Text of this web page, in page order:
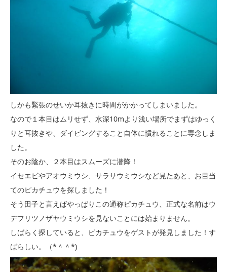
しかも緊張のせいか耳抜きに時間がかかってしまいました。
なので１本目はムリせず、水深10mより浅い場所でまずはゆっく
りと耳抜きや、ダイビングすること自体に慣れることに専念しま
した。
そのお陰か、２本目はスムーズに潜降！
イセエビやアオウミウシ、サラサウミウシなど見たあと、お目当
てのピカチュウを探しました！
そう田子と言えばやっぱりこの通称ピカチュウ、正式な名前はウ
デフリツノザヤウミウシを見ないことには始まりません。
しばらく探していると、ピカチュウをゲストが発見しました！す
ばらしい。（*＾＾*)